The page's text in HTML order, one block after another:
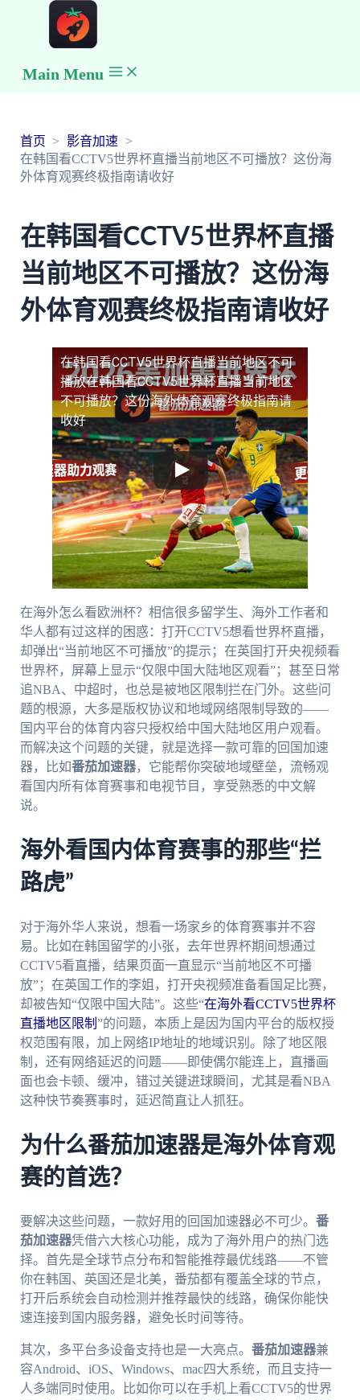
Main Menu
首页
影音加速
在韩国看CCTV5世界杯直播当前地区不可播放？这份海
外体育观赛终极指南请收好
在韩国看CCTV5世界杯直播
当前地区不可播放？这份海
外体育观赛终极指南请收好
在韩国看CCTV5世界杯直播当前地区不可
播放在韩国看CCTV5世界杯直播当前地区
不可播放？这份海外体育观赛终极指南请
收好
在海外怎么看欧洲杯？相信很多留学生、海外工作者和
华人都有过这样的困惑：打开CCTV5想看世界杯直播，
却弹出“当前地区不可播放”的提示；在英国打开央视频看
世界杯，屏幕上显示“仅限中国大陆地区观看”；甚至日常
追NBA、中超时，也总是被地区限制拦在门外。这些问
题的根源，大多是版权协议和地域网络限制导致的——
国内平台的体育内容只授权给中国大陆地区用户观看。
而解决这个问题的关键，就是选择一款可靠的回国加速
器，比如番茄加速器，它能帮你突破地域壁垒，流畅观
看国内所有体育赛事和电视节目，享受熟悉的中文解
说。
海外看国内体育赛事的那些“拦
路虎”
对于海外华人来说，想看一场家乡的体育赛事并不容
易。比如在韩国留学的小张，去年世界杯期间想通过
CCTV5看直播，结果页面一直显示“当前地区不可播
放”；在英国工作的李姐，打开央视频准备看国足比赛，
却被告知“仅限中国大陆”。这些“在海外看CCTV5世界杯
直播地区限制 ”的问题，本质上是因为国内平台的版权授
权范围有限，加上网络IP地址的地域识别。除了地区限
制，还有网络延迟的问题——即使偶尔能连上，直播画
面也会卡顿、缓冲，错过关键进球瞬间，尤其是看NBA
这种快节奏赛事时，延迟简直让人抓狂。
为什么番茄加速器是海外体育观
赛的首选？
要解决这些问题，一款好用的回国加速器必不可少。 番
茄加速器凭借六大核心功能，成为了海外用户的热门选
择。首先是全球节点分布和智能推荐最优线路——不管
你在韩国、英国还是北美，番茄都有覆盖全球的节点，
打开后系统会自动检测并推荐最快的线路，确保你能快
速连接到国内服务器，避免长时间等待。
其次，多平台多设备支持也是一大亮点。 番茄加速器兼
容Android、iOS、Windows、mac四大系统，而且支持一
人多端同时使用。比如你可以在手机上看CCTV5的世界